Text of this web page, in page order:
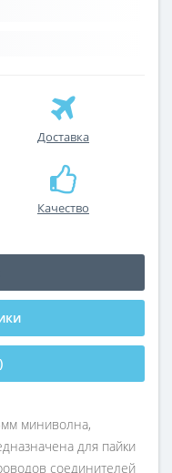
Доставка
Качество
миниволна,
для пайки
соединителей